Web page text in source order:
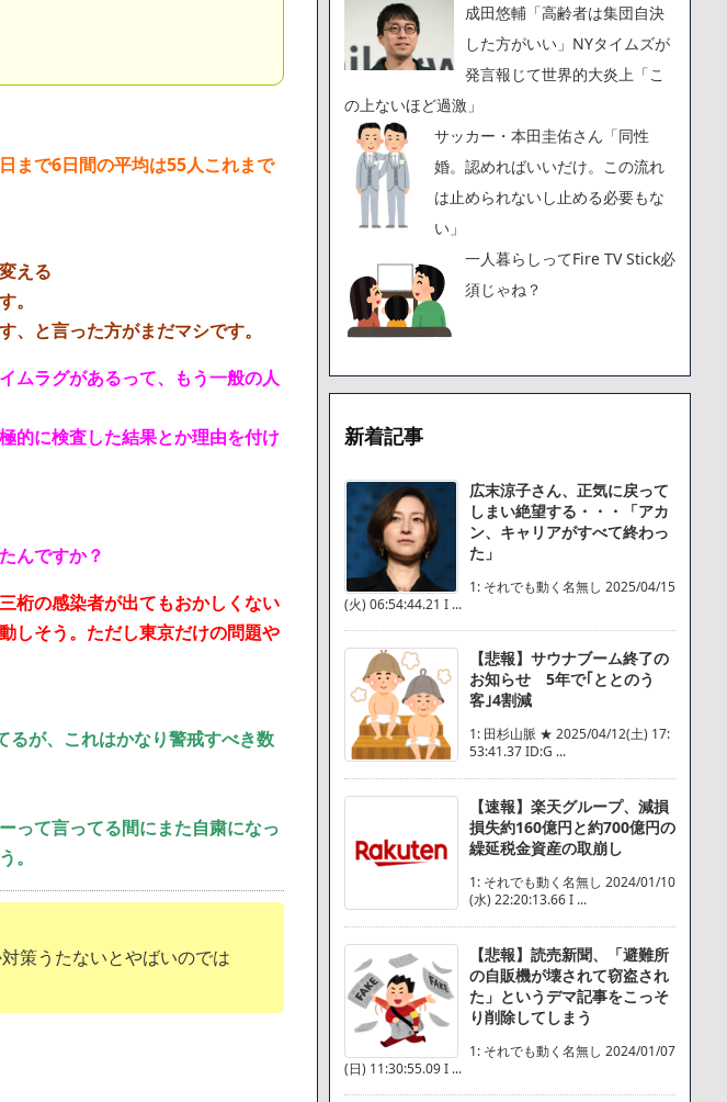
まで6日間の平均は55人これまで
える
。
と言った方がまだマシです。
ムラグがあるって、もう一般の人
的に検査した結果とか理由を付け
んですか？
桁の感染者が出てもおかしくない
しそう。ただし東京だけの問題や
るが、これはかなり警戒すべき数
って言ってる間にまた自粛になっ
。
策うたないとやばいのでは
成田悠輔「高齢者は集団自決
した方がいい」NYタイムズが
発言報じて世界的大炎上「こ
の上ないほど過激」
サッカー・本田圭佑さん「同性
婚。認めればいいだけ。この流れ
は止められないし止める必要もな
い」
一人暮らしってFire TV Stick必
須じゃね？
新着記事
広末涼子さん、正気に戻って
しまい絶望する・・・「アカ
ン、キャリアがすべて終わっ
た」
1: それでも動く名無し 2025/04/15
(火) 06:54:44.21 I ...
【悲報】サウナブーム終了の
お知らせ 5年で｢ととのう
客｣4割減
1: 田杉山脈 ★ 2025/04/12(土) 17:
53:41.37 ID:G ...
【速報】楽天グループ、減損
損失約160億円と約700億円の
繰延税金資産の取崩し
1: それでも動く名無し 2024/01/10
(水) 22:20:13.66 I ...
【悲報】読売新聞、「避難所
の自販機が壊されて窃盗され
た」というデマ記事をこっそ
り削除してしまう
1: それでも動く名無し 2024/01/07
(日) 11:30:55.09 I ...